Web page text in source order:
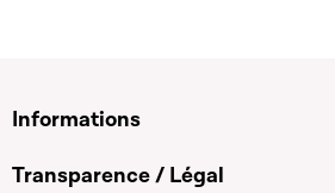
Informations
Transparence / Légal